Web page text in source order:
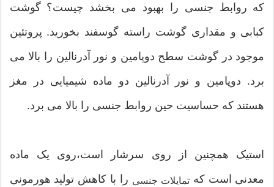
که روابط جنسی را بهبود می بخشد چیست؟ گوشت
کبابی و مقداری گوشت راسته گوسفند بخورید. پروتئین
موجود در گوشت سطح دوپامین و نور آدرنالین را بالا می
برد. دوپامین و نور آدرنالین دو ماده شیمیایی در مغز
هستند که حساسیت حین روابط جنسی را بالا می برد.
استیک همچنین از روی سرشار است،روی یک ماده
معدنی است کهتمایلات جنسی را با کاهش تولید هورمونی